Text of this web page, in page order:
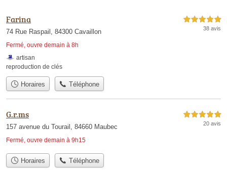
Farina
74 Rue Raspail, 84300 Cavaillon
Fermé, ouvre demain à 8h
5,0 étoiles sur 5
38 avis
artisan
reproduction de clés
Horaires Téléphone
G.r.ms
157 avenue du Tourail, 84660 Maubec
Fermé, ouvre demain à 9h15
5,0 étoiles sur 5
20 avis
Horaires Téléphone